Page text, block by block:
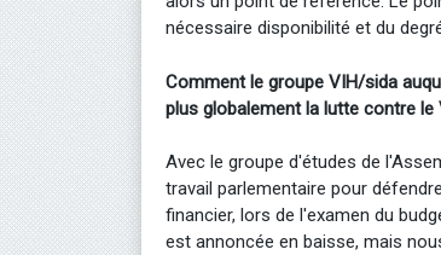
nécessaire disponibilité et du
Comment le groupe VIH/sida
plus globalement la lutte contre le
Avec le groupe d'études de
travail parlementaire pour
financier, lors de l'examen du
est annoncée en baisse, mais